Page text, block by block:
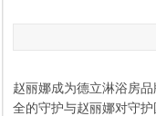
赵丽娜成为德立淋浴房
全的守护与赵丽娜对守护